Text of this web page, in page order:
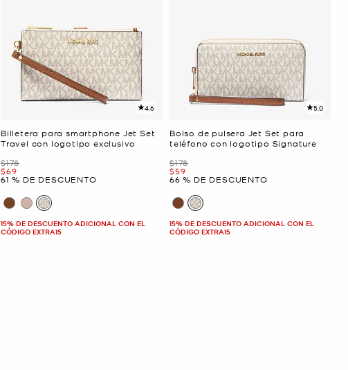
4.6
Billetera para smartphone Jet Set
Travel con logotipo exclusivo
Era
$178
Ahora
$69
61 % DE DESCUENTO
15% DE DESCUENTO ADICIONAL CON EL
CÓDIGO EXTRA15
5.0
Bolso de pulsera Jet Set para
teléfono con logotipo Signature
Era
$178
Ahora
$59
66 % DE DESCUENTO
15% DE DESCUENTO ADICIONAL CON EL
CÓDIGO EXTRA15